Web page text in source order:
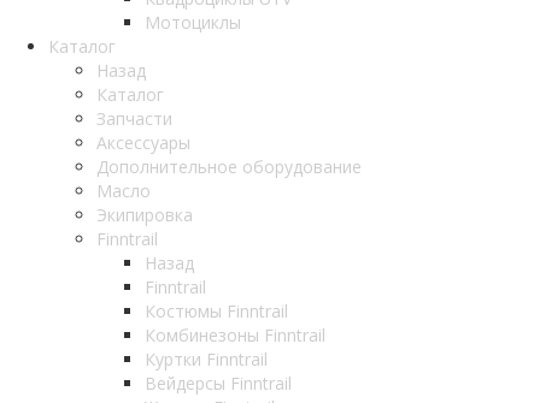
Мотоциклы
Каталог
Назад
Каталог
Запчасти
Аксессуары
Дополнительное оборудование
Масло
Экипировка
Finntrail
Назад
Finntrail
Костюмы Finntrail
Комбинезоны Finntrail
Куртки Finntrail
Вейдерсы Finntrail